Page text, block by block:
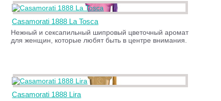
Casamorati 1888 La Tosca
Нежный и сексапильный шипровый цветочный аромат
для женщин, которые любят быть в центре внимания.
Casamorati 1888 Lira